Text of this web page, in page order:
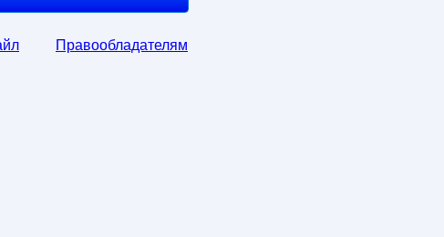
Правообладателям